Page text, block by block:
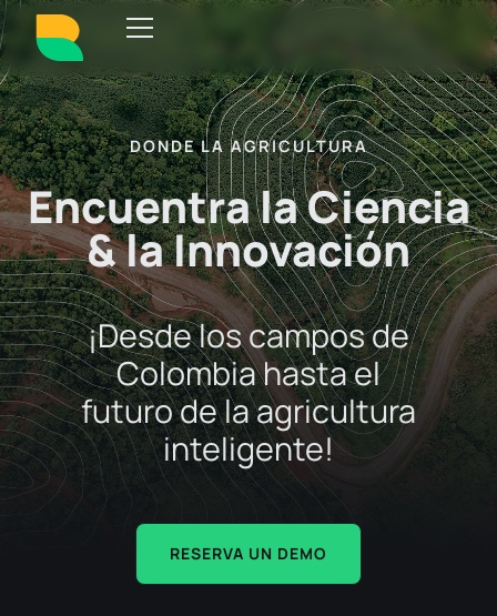
DONDE LA AGRICULTURA
Encuentra la Ciencia
& la Innovación
¡Desde los campos de
Colombia hasta el
futuro de la agricultura
inteligente!
RESERVA UN DEMO